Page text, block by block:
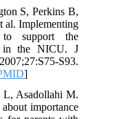
S, Perkins B,
al. Implementing
to support the
in the NICU. J
S93.
[PMID
L, Asadollahi M.
about importance